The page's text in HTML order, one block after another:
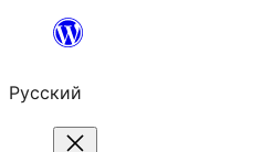
Перейти
содержимому
Русский